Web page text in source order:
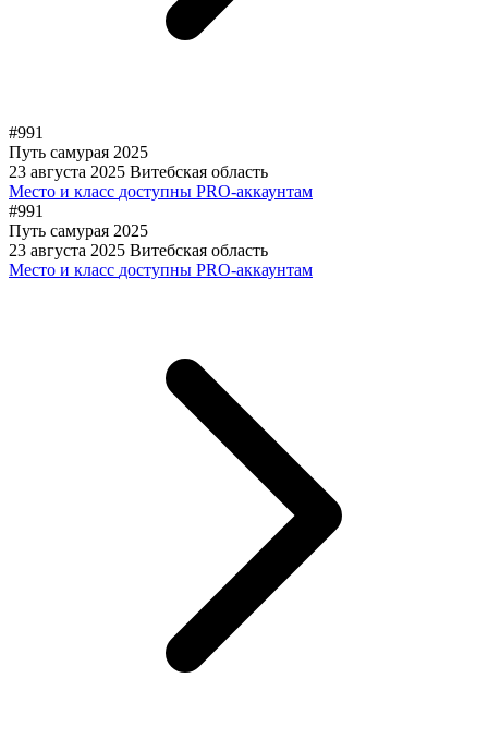
#991
Путь самурая 2025
23 августа 2025 Витебская область
Место и класс доступны PRO-аккаунтам
#991
Путь самурая 2025
23 августа 2025 Витебская область
Место и класс доступны PRO-аккаунтам